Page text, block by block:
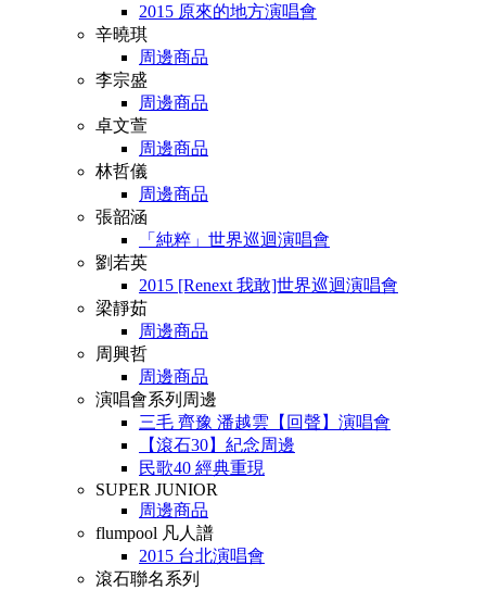
2015 原來的地方演唱會
辛曉琪
周邊商品
李宗盛
周邊商品
卓文萱
周邊商品
林哲儀
周邊商品
張韶涵
「純粹」世界巡迴演唱會
劉若英
2015 [Renext 我敢]世界巡迴演唱會
梁靜茹
周邊商品
周興哲
周邊商品
演唱會系列周邊
三毛 齊豫 潘越雲【回聲】演唱會
【滾石30】紀念周邊
民歌40 經典重現
SUPER JUNIOR
周邊商品
flumpool 凡人譜
2015 台北演唱會
滾石聯名系列